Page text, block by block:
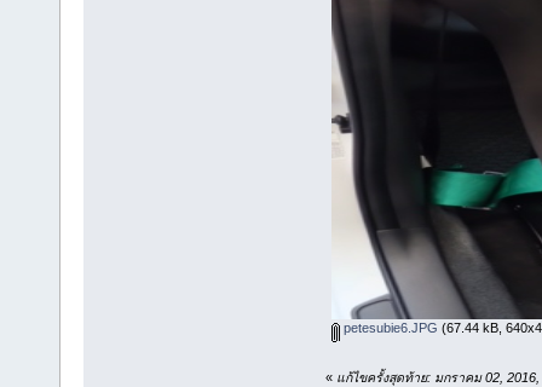
petesubie6.JPG (67.44 kB,
« แก้ไขครั้งสุดท้าย: มกราคม 02,